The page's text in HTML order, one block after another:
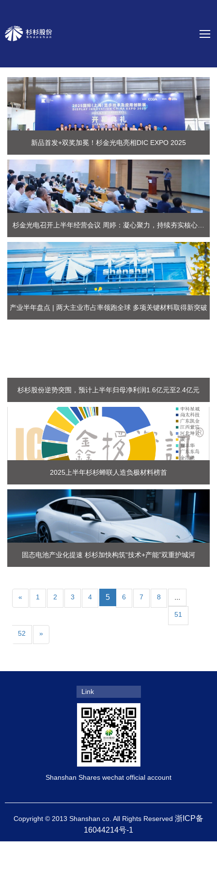
新品首发+双奖加冕！杉金光电亮相DIC EXPO 2025
杉金光电召开上半年经营会议 周婷：凝心聚力，持续夯实核心竞
争力
产业半年盘点 | 两大主业市占率领跑全球 多项关键材料取得新突破
杉杉股份逆势突围，预计上半年归母净利润1.6亿元至2.4亿元
2025上半年杉杉蝉联人造负极材料榜首
固态电池产业化提速 杉杉加快构筑“技术+产能”双重护城河
« 1 2 3 4 5 6 7 8 ...
51
52 »
Link
Shanshan Shares wechat official account
Copyright © 2013 Shanshan co. All Rights Reserved 浙ICP备
16044214号-1